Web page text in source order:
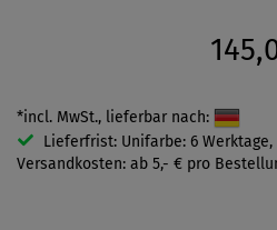
*incl. MwSt., lieferbar nach:
Lieferfrist: Unifarbe: 6 Werktage,
Versandkosten: ab 5,- € pro